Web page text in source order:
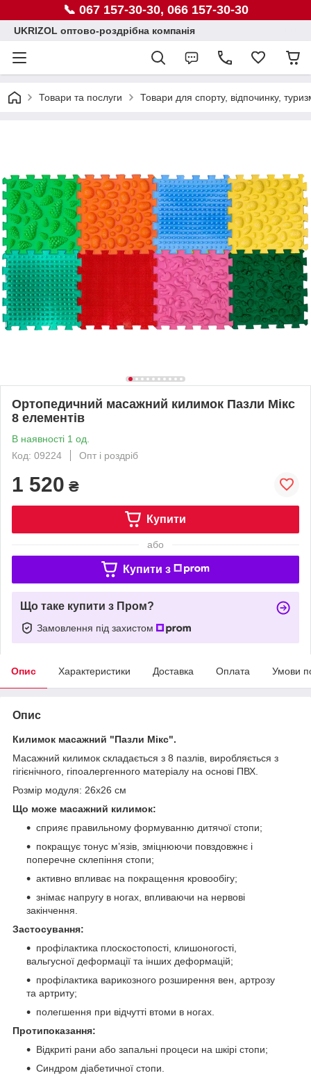
📞 067 157-30-30, 066 157-30-30
UKRIZOL оптово-роздрібна компанія
Товари та послуги Товари для спорту, відпочинку,
Ортопедичний масажний килимок Пазли Мікс
8 елементів
В наявності 1 од.
Код: 09224
Опт і роздріб
1 520 ₴
Купити
або
Купити з
Що таке купити з Пром?
Замовлення під захистом
Опис Характеристики Доставка Оплата Умови
Опис
Килимок масажний "Пазли Мікс".
Масажний килимок складається з 8 пазлів, виробляється з
гігієнічного, гіпоалергенного матеріалу на основі ПВХ.
Розмір модуля: 26x26 см
Що може масажний килимок:
сприяє правильному формуванню дитячої стопи;
покращує тонус м’язів, зміцнюючи повздовжнє і
поперечне склепіння стопи;
активно впливає на покращення кровообігу;
знімає напругу в ногах, впливаючи на нервові
закінчення.
Застосування:
профілактика плоскостопості, клишоногості,
вальгусної деформації та інших деформацій;
профілактика варикозного розширення вен, артрозу
та артриту;
полегшення при відчутті втоми в ногах.
Протипоказання:
Відкриті рани або запальні процеси на шкірі стопи;
Синдром діабетичної стопи.